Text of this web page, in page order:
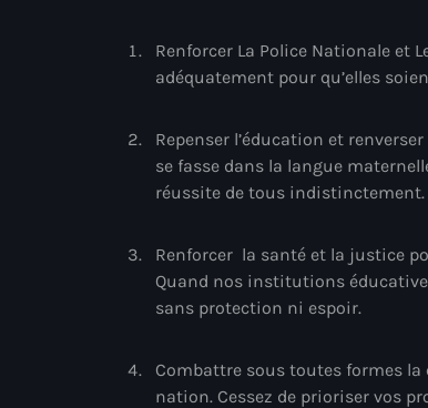
Renforcer La Police Nationale et
adéquatement pour qu’elles
Repenser l’éducation et
se fasse dans la langue
réussite de tous indistinctement.
Renforcer la santé et la justice
Quand nos institutions
sans protection ni espoir.
Combattre sous toutes formes
nation. Cessez de prioriser vos